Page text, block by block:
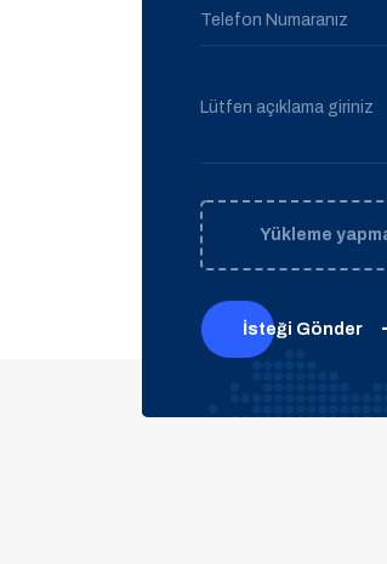
Telefon Numaranız
Lütfen açıklama giriniz
Yükleme
İsteği Gönder